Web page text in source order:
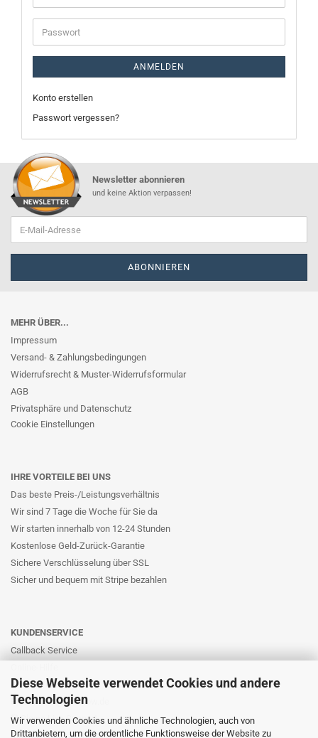
Diese Webseite verwendet Cookies und andere
Technologien
Wir verwenden Cookies und ähnliche Technologien, auch von
Drittanbietern, um die ordentliche Funktionsweise der Website zu
Mail-
Adresse
Passwort
ANMELDEN
Konto erstellen
Passwort vergessen?
Newsletter abonnieren
und keine Aktion verpassen!
MEHR ÜBER...
Impressum
Versand- & Zahlungsbedingungen
Widerrufsrecht & Muster-Widerrufsformular
AGB
Privatsphäre und Datenschutz
Cookie Einstellungen
IHRE VORTEILE BEI UNS
Das beste Preis-/Leistungsverhältnis
Wir sind 7 Tage die Woche für Sie da
Wir starten innerhalb von 12-24 Stunden
Kostenlose Geld-Zurück-Garantie
Sichere Verschlüsselung über SSL
Sicher und bequem mit Stripe bezahlen
KUNDENSERVICE
Callback Service
Kontaktformular
E-Mail: info@likernow.de
Skype Live Support
Ihre Meinung und Ideen